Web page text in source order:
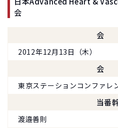
会
会
2012年12月13日（木）
会
東京ステーションコンファレ
当番
渡邉善則